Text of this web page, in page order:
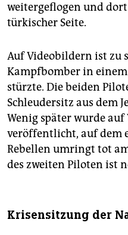
weitergeflogen und
türkischer Seite.
Auf Videobildern ist zu
Kampfbomber in einem
stürzte. Die beiden
Schleudersitz aus dem
Wenig später wurde auf
veröffentlicht, auf dem
Rebellen umringt tot
des zweiten Piloten ist
Krisensitzung der